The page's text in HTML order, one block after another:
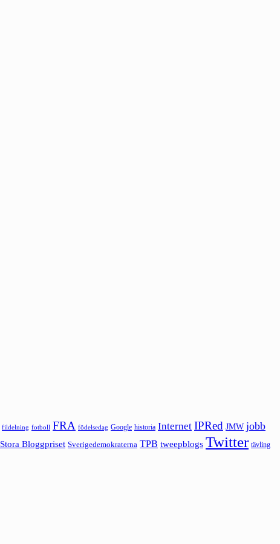
fildelning fotboll FRA födelsedag Google historia Internet IPRed JMW jobb
Stora Bloggpriset Sverigedemokraterna TPB tweepblogs Twitter tävling